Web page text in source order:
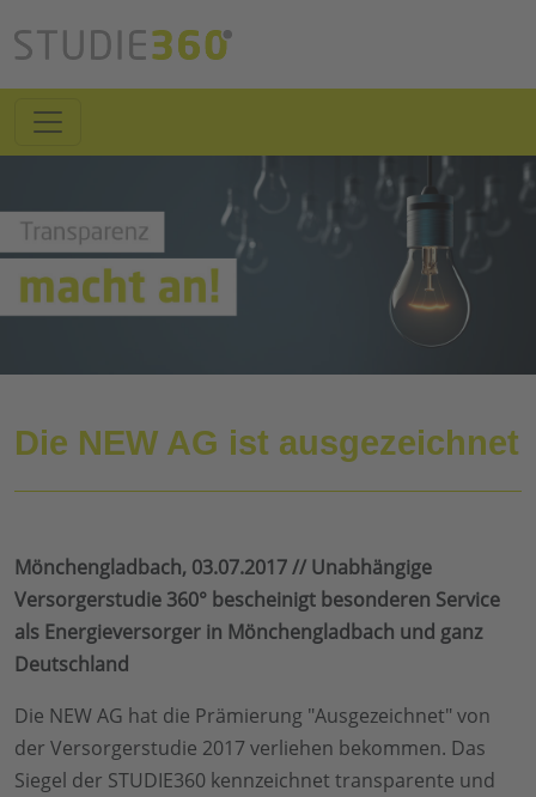
Die NEW AG ist ausgezeichnet
Mönchengladbach, 03.07.2017 // Unabhängige
Versorgerstudie 360° bescheinigt besonderen Service
als Energieversorger in Mönchengladbach und ganz
Deutschland
Die NEW AG hat die Prämierung "Ausgezeichnet" von
der Versorgerstudie 2017 verliehen bekommen. Das
Siegel der STUDIE360 kennzeichnet transparente und